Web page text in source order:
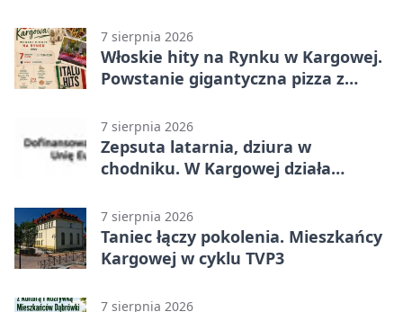
7 sierpnia 2026
Włoskie hity na Rynku w Kargowej.
Powstanie gigantyczna pizza z
7 sierpnia 2026
Zepsuta latarnia, dziura w
chodniku. W Kargowej działa
7 sierpnia 2026
Taniec łączy pokolenia. Mieszkańcy
Kargowej w cyklu TVP3
7 sierpnia 2026